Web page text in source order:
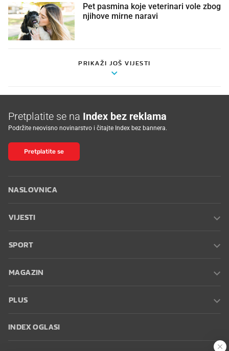
Pet pasmina koje veterinari vole zbog
njihove mirne naravi
PRIKAŽI JOŠ VIJESTI
Pretplatite se na Index bez reklama
Podržite neovisno novinarstvo i čitajte Index bez bannera.
Pretplatite se
NASLOVNICA
VIJESTI
SPORT
MAGAZIN
PLUS
INDEX OGLASI